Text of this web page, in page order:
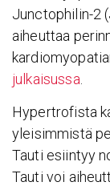
Junctophilin-2
aiheuttaa
julkaisussa
Hypertrofista
yleisimmistä
Tauti esiintyy
Tauti voi